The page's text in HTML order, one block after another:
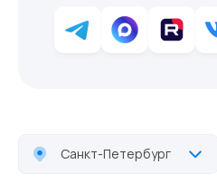
Санкт-Петербург